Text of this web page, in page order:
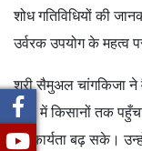
शोध गतिविधियों की
उर्वरक उपयोग के महत्व
श्री सैमुअल चांगकिजा ने
भाषा में किसानों तक
स्वीकार्यता बढ़ सके।